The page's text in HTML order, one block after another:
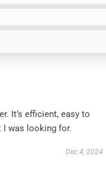
It’s efficient, easy to
I was looking for.
Dec 4, 2024